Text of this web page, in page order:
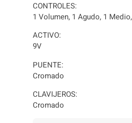
i
d
a
d
CONTROLES:
1 Volumen, 1 Agudo, 1
ACTIVO:
9V
PUENTE:
Cromado
CLAVIJEROS:
Cromado